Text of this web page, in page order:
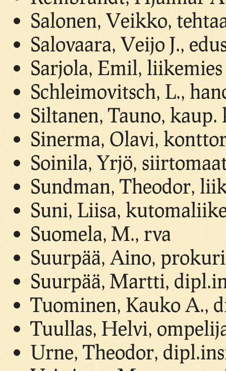
Salonen, Veikko,
Salovaara, Veijo J.,
Sarjola, Emil, liikemies
Schleimovitsch, L.,
Siltanen, Tauno,
Sinerma, Olavi,
Soinila, Yrjö,
Sundman, Theodor,
Suni, Liisa,
Suomela, M., rva
Suurpää, Aino,
Suurpää, Martti,
Tuominen, Kauko A.,
Tuullas, Helvi,
Urne, Theodor,